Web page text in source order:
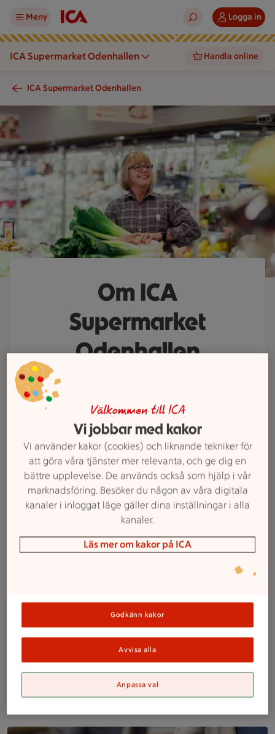
Meny Logga in
ICA Supermarket Odenhallen Handla online
ICA Supermarket Odenhallen
En person håller grönsaker framför kyldiskar i en mataffär.
Om ICA
Supermarket
Odenhallen
ICA Supermarket Odenhallen är din
butik på hemmaplan där kärleken
till maten, trakten och alla som bor
här alltid står i centrum. Vi gör det
enkelt för dig att handla alla dagar
i veckan. Upptäck vårt breda och
prisvärda sortiment som sätter god
smak på både vardag och helg.
Välkommen till ICA
Vi jobbar med kakor
Vi använder kakor (cookies) och liknande tekniker för
att göra våra tjänster mer relevanta, och ge dig en
bättre upplevelse. De används också som hjälp i vår
marknadsföring. Besöker du någon av våra digitala
kanaler i inloggat läge gäller dina inställningar i alla
kanaler.
Läs mer om kakor på ICA
Godkänn kakor
Avvisa alla
Anpassa val